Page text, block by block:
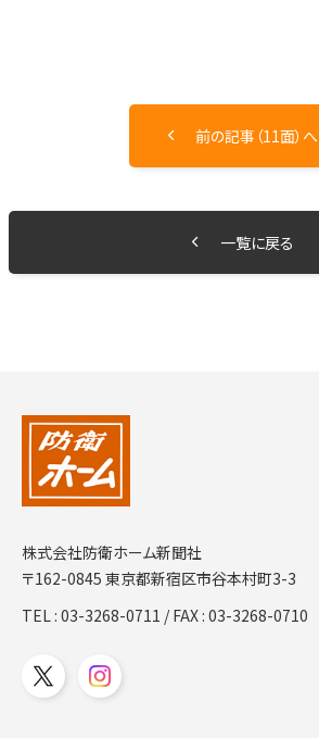
前の記事（11面）へ
一覧に戻る
株式会社防衛ホーム新聞社
〒162-0845 東京都新宿区市谷本村町3-3
TEL :03-3268-0711 / FAX : 03-3268-0710